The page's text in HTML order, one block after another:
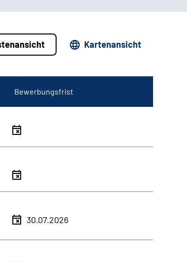
Kartenansicht
Bewerbungsfrist
30.07.2026